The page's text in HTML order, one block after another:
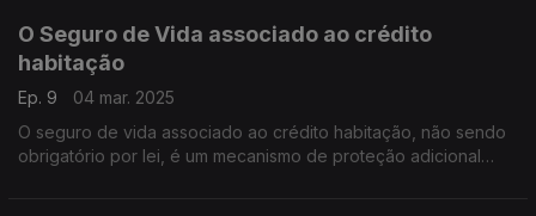
O Seguro de Vida associado ao crédito
habitação
Ep. 9
04 mar. 2025
O seguro de vida associado ao crédito habitação, não sendo
obrigatório por lei, é um mecanismo de proteção adicional